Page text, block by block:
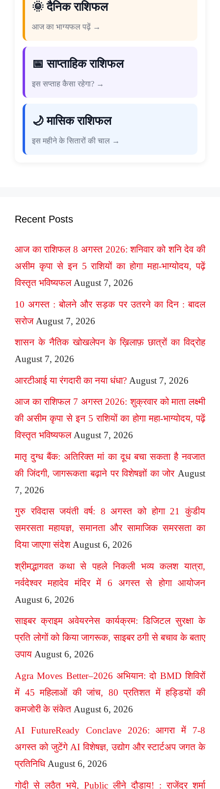
🌞 दैनिक राशिफल
आज का भाग्यफल पढ़ें →
📅 साप्ताहिक राशिफल
इस सप्ताह कैसा रहेगा? →
🌙 मासिक राशिफल
इस महीने के सितारों की चाल →
Recent Posts
आज का राशिफल 8 अगस्त 2026: शनिवार को शनि देव की
असीम कृपा से इन 5 राशियों का होगा महा-भाग्योदय, पढ़ें
विस्तृत भविष्यफल August 7, 2026
10 अगस्त : बोलने और सड़क पर उतरने का दिन : बादल
सरोज August 7, 2026
शासन के नैतिक खोखलेपन के ख़िलाफ़ छात्रों का विद्रोह
August 7, 2026
आरटीआई या रंगदारी का नया धंधा? August 7, 2026
आज का राशिफल 7 अगस्त 2026: शुक्रवार को माता लक्ष्मी
की असीम कृपा से इन 5 राशियों का होगा महा-भाग्योदय, पढ़ें
विस्तृत भविष्यफल August 7, 2026
मातृ दुग्ध बैंक: अतिरिक्त मां का दूध बचा सकता है नवजात
की जिंदगी, जागरूकता बढ़ाने पर विशेषज्ञों का जोर August
7, 2026
गुरु रविदास जयंती वर्ष: 8 अगस्त को होगा 21 कुंडीय
समरसता महायज्ञ, समानता और सामाजिक समरसता का
दिया जाएगा संदेश August 6, 2026
श्रीमद्भागवत कथा से पहले निकली भव्य कलश यात्रा,
नर्वदेश्वर महादेव मंदिर में 6 अगस्त से होगा आयोजन
August 6, 2026
साइबर क्राइम अवेयरनेस कार्यक्रम: डिजिटल सुरक्षा के
प्रति लोगों को किया जागरूक, साइबर ठगी से बचाव के बताए
उपाय August 6, 2026
Agra Moves Better–2026 अभियान: दो BMD शिविरों
में 45 महिलाओं की जांच, 80 प्रतिशत में हड्डियों की
कमजोरी के संकेत August 6, 2026
AI FutureReady Conclave 2026: आगरा में 7-8
अगस्त को जुटेंगे AI विशेषज्ञ, उद्योग और स्टार्टअप जगत के
प्रतिनिधि August 6, 2026
गोदी से लठैत भये, Public लीने दौड़ाय! : राजेंद्र शर्मा